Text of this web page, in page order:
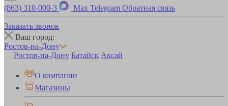
(863) 310-000-3 Max Telegram Обратная связь
Заказать звонок
Ваш город:
Ростов-на-Дону
Ростов-на-Дону Батайск Аксай
О компании
Магазины